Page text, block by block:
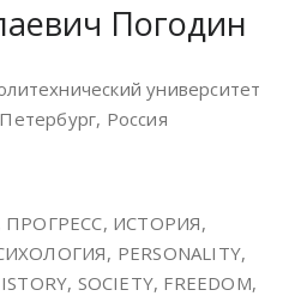
Погодин
университет
Россия
ИСТОРИЯ,
PERSONALITY,
SOCIETY, FREEDOM,